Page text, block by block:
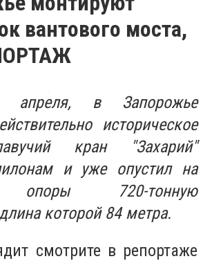
вантового моста,
апреля, в Запорожье
историческое
кран "Захарий"
и уже опустил на
опоры 720-тонную
которой 84 метра.
смотрите в репортаже